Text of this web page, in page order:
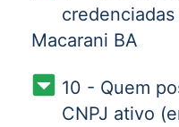
Macarani BA
10 - Quem
CNPJ ativo